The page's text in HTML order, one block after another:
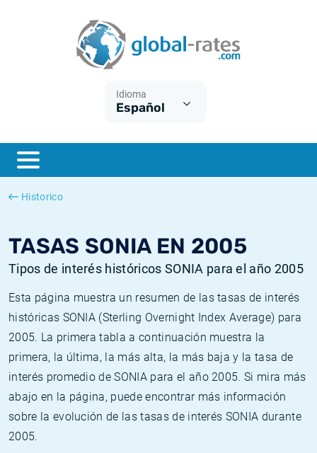
Idioma
Español
Historico
TASAS SONIA EN 2005
Tipos de interés históricos SONIA para el año 2005
Esta página muestra un resumen de las tasas de interés
históricas SONIA (Sterling Overnight Index Average) para
2005. La primera tabla a continuación muestra la
primera, la última, la más alta, la más baja y la tasa de
interés promedio de SONIA para el año 2005. Si mira más
abajo en la página, puede encontrar más información
sobre la evolución de las tasas de interés SONIA durante
2005.
ESTER
SONIA
¿Qué es la inflación IPC?
¿Qué es la inflación IPCA?
Inflación Español - IPC
Inflación Estadounidense
Euribor - histórico
SOFR - histórico
TONAR - histórico
Calculadora de inflación